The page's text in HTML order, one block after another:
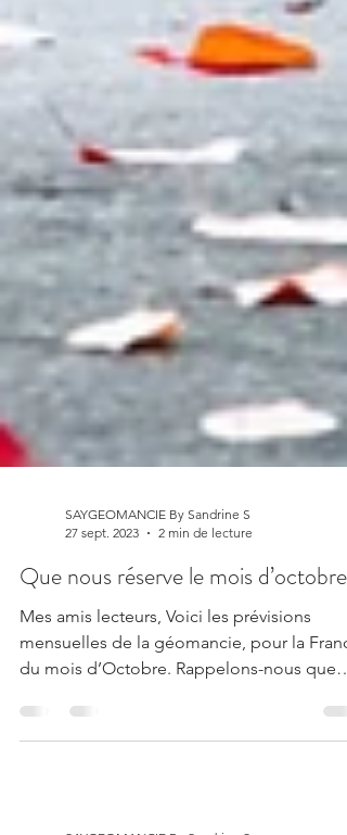
27 sept. 2023
2 min de lecture
Que nous réserve le mois d’octobre ?
Mes amis lecteurs, Voici les prévisions
du mois d’Octobre. Rappelons-nous que
l’année 2023 est...